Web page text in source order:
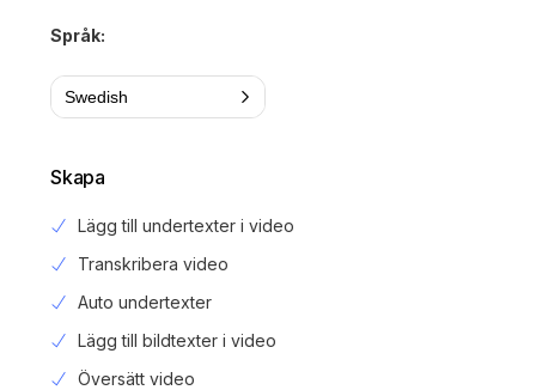
Språk:
Swedish
Skapa
Lägg till undertexter i video
Transkribera video
Auto undertexter
Lägg till bildtexter i video
Översätt video